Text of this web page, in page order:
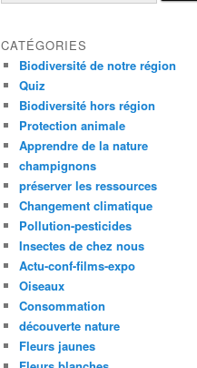
CATÉGORIES
Biodiversité de notre région
Quiz
Biodiversité hors région
Protection animale
Apprendre de la nature
champignons
préserver les ressources
Changement climatique
Pollution-pesticides
Insectes de chez nous
Actu-conf-films-expo
Oiseaux
Consommation
découverte nature
Fleurs jaunes